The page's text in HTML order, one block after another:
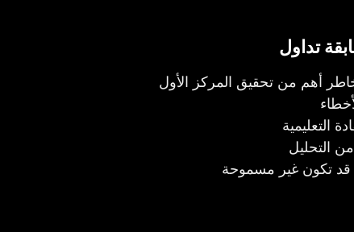
تداول
أهم من تحقيق المركز الأول
التعليمية
التحليل
قد تكون غير مسموحة